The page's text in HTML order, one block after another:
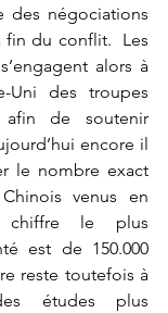
des négociations
du conflit.  Les
alors à
Uni des troupes
afin de soutenir
encore il
le nombre exact
venus en
chiffre le plus
est de 150.000
reste toutefois à
études plus